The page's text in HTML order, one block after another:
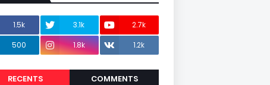
1.5k 3.1k
2.7k
500
1.8k 1.2k
RECENTS COMMENTS